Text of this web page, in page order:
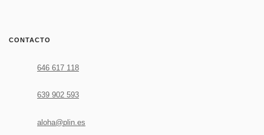
CONTACTO
646 617 118
639 902 593
aloha@plin.es